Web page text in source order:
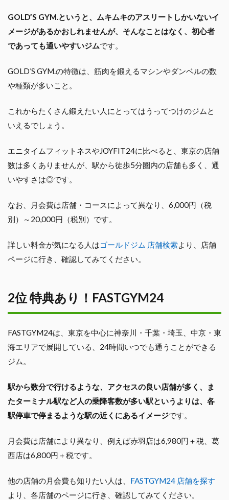
GOLD’S GYM.というと、ムキムキのアスリートしかいないイ
メージがあるかおしれませんが、そんなことはなく、初心者
であっても通いやすいジムです。
GOLD’S GYM.の特徴は、筋肉を鍛えるマシンやダンベルの数
や種類が多いこと。
これからたくさん鍛えたい人にとってはうってつけのジムと
いえるでしょう。
エニタイムフィットネスやJOYFIT24に比べると、東京の店舗
数は多くありませんが、駅から徒歩5分圏内の店舗も多く、通
いやすさは◎です。
なお、月会費は店舗・コースによって異なり、6,000円（税
別）～20,000円（税別）です。
詳しい料金が気になる人はゴールドジム 店舗検索より、店舗
ページに行き、確認してみてください。
2位 特典あり！FASTGYM24
FASTGYM24は、東京を中心に神奈川・千葉・埼玉、中京・東
海エリアで展開している、24時間いつでも通うことができる
ジム。
駅から数分で行けるような、アクセスの良い店舗が多く、ま
たターミナル駅など人の乗降客数が多い駅というよりは、各
駅停車で停まるような駅の近くにあるイメージです。
月会費は店舗により異なり、例えば赤羽店は6,980円＋税、葛
西店は6,800円＋税です。
他の店舗の月会費も知りたい人は、 FASTGYM24 店舗を探す
より、各店舗のページに行き、確認してみてください。